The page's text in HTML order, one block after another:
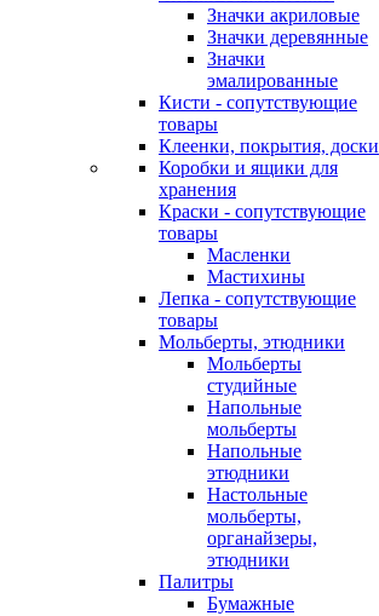
Значки акриловые
Значки деревянные
Значки
эмалированные
Кисти - сопутствующие
товары
Клеенки, покрытия, доски
Коробки и ящики для
хранения
Краски - сопутствующие
товары
Масленки
Мастихины
Лепка - сопутствующие
товары
Мольберты, этюдники
Мольберты
студийные
Напольные
мольберты
Напольные
этюдники
Настольные
мольберты,
органайзеры,
этюдники
Палитры
Бумажные